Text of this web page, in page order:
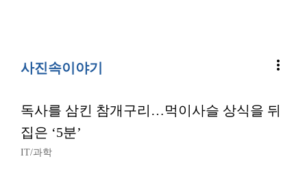
사진속이야기 more_vert
독사를 삼킨 참개구리…먹이사슬 상식을 뒤
집은 ‘5분’
IT/과학